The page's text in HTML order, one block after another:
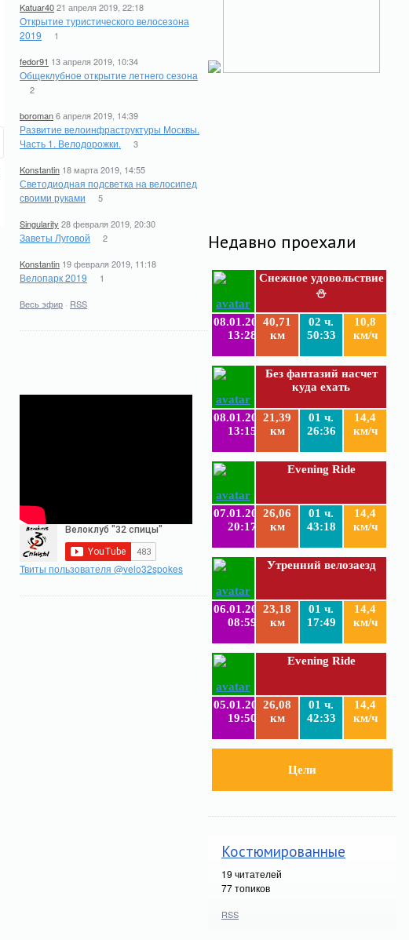
Недавно проехали
Снежное удовольствие
⛄
08.01.2019
13:28
40,71
км
02 ч.
50:33
10,8
км/ч
Без фантазий насчет
куда ехать
08.01.2019
13:15
21,39
км
01 ч.
26:36
14,4
км/ч
Evening Ride
07.01.2019
20:17
26,06
км
01 ч.
43:18
14,4
км/ч
Утренний велозаезд
06.01.2019
08:59
23,18
км
01 ч.
17:49
14,4
км/ч
Evening Ride
05.01.2019
19:50
26,08
км
01 ч.
42:33
14,4
км/ч
Цели
Костюмированные
19 читателей
77 топиков
RSS
Katuar4021 апреля 2019, 22:18
Открытие туристического велосезона
2019
1
fedor91 13 апреля 2019, 10:34
Общеклубное открытие летнего сезона
2
boroman6 апреля 2019, 14:39
Развитие велоинфраструктуры Москвы.
Часть 1. Велодорожки.
3
Konstantin 18 марта 2019, 14:55
Светодиодная подсветка на велосипед
своими руками
5
Singularity 28 февраля 2019, 20:30
Заветы Луговой 2
Konstantin 19 февраля 2019, 11:18
Велопарк 2019 1
Весь эфир · RSS
Твиты пользователя @velo32spokes